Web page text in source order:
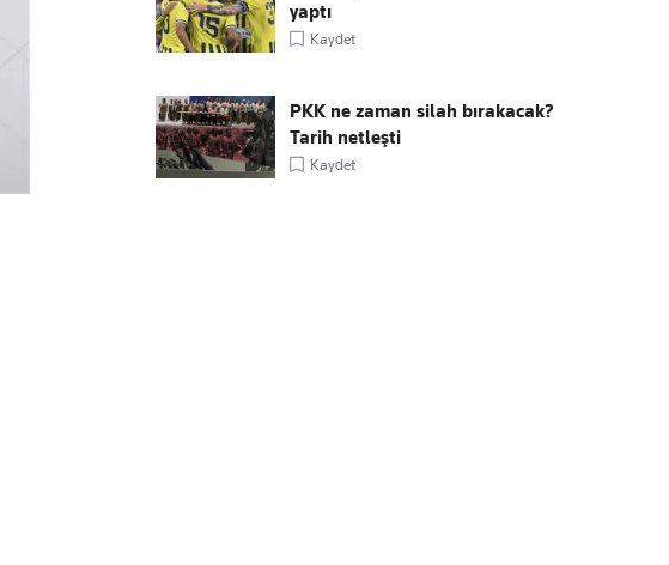
yaptı
Kaydet
PKK ne zaman silah bırakacak?
Tarih netleşti
Kaydet